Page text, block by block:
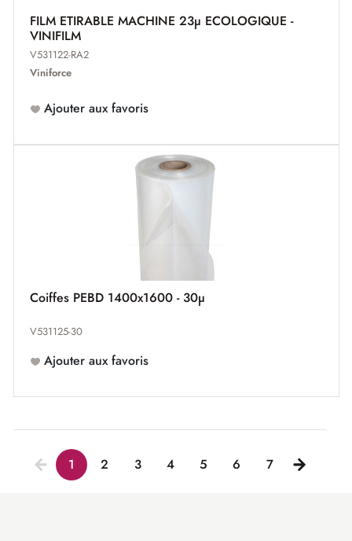
FILM ETIRABLE MACHINE 23µ ECOLOGIQUE -
VINIFILM
V531122-RA2
Viniforce
Ajouter aux favoris
Coiffes PEBD 1400x1600 - 30µ
V531125-30
Ajouter aux favoris
1 2 3 4 5 6 7